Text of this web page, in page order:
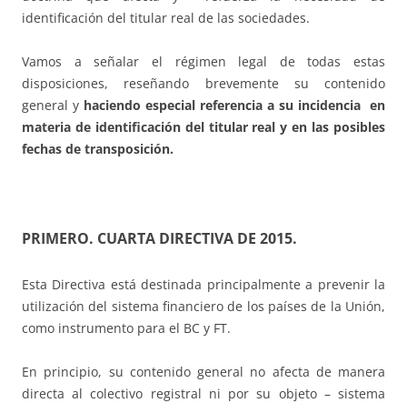
identificación del titular real de las sociedades.
Vamos a señalar el régimen legal de todas estas
disposiciones, reseñando brevemente su contenido
general y haciendo especial referencia a su incidencia en
materia de identificación del titular real y en las posibles
fechas de transposición.
PRIMERO. CUARTA DIRECTIVA DE 2015.
Esta Directiva está destinada principalmente a prevenir la
utilización del sistema financiero de los países de la Unión,
como instrumento para el BC y FT.
En principio, su contenido general no afecta de manera
directa al colectivo registral ni por su objeto – sistema